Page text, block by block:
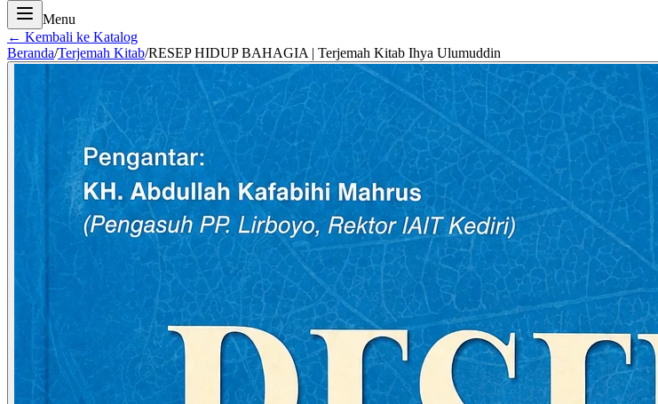
Menu
← Kembali ke Katalog
Beranda/Terjemah Kitab/RESEP HIDUP BAHAGIA | Terjemah Kitab Ihya Ulumuddin